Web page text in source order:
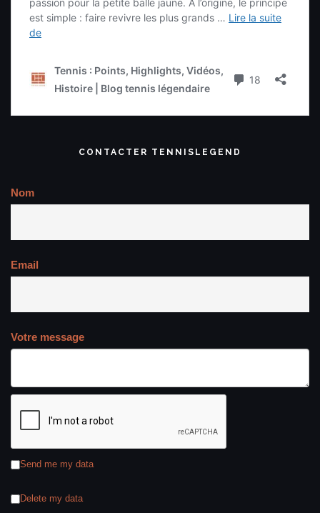
CONTACTER TENNISLEGEND
Nom
Email
Votre message
Send me my data
Delete my data